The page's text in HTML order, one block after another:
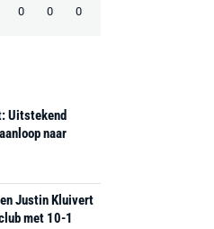
0 0 0
Uitstekend
naar
Justin Kluivert
met 10-1